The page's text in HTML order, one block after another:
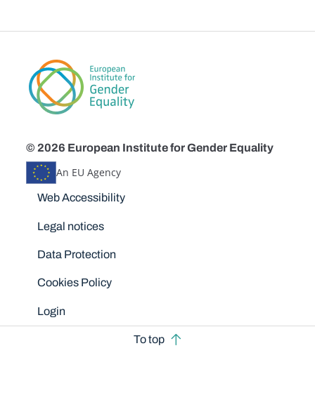
© 2026 European Institute for Gender Equality
An EU Agency
Disclaimers
Web Accessibility
Legal notices
Data Protection
Cookies Policy
Login
To top